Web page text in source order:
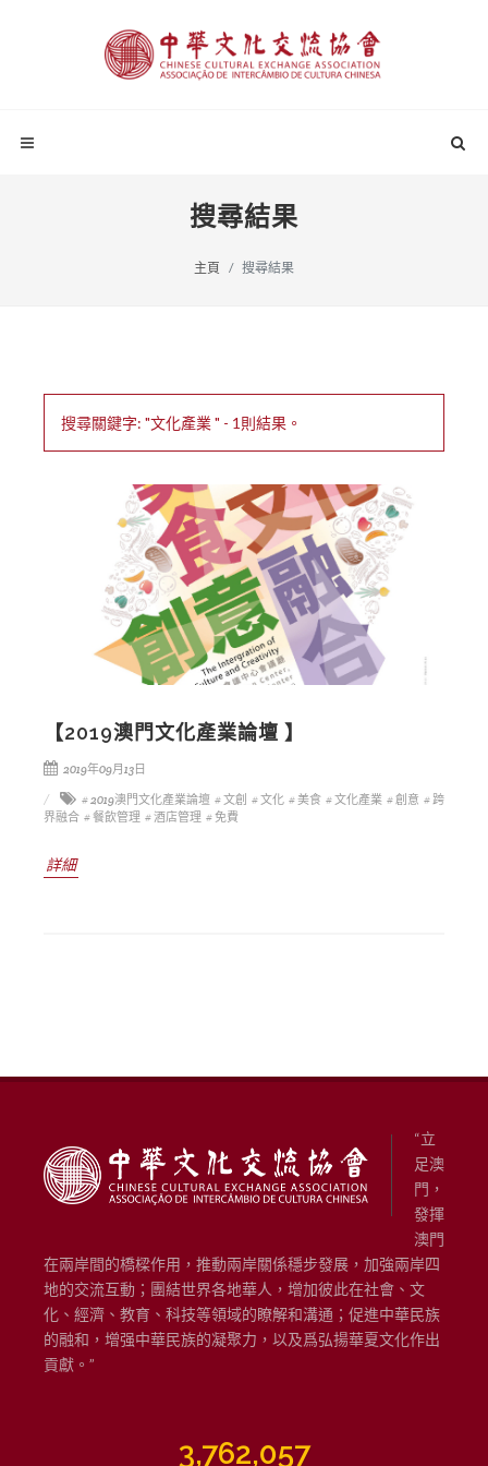
搜尋結果
主頁 搜尋結果
搜尋關鍵字: "文化產業 " - 1則結果。
【2019澳門文化產業論壇 】
2019年09月13日
# 2019澳門文化產業論壇 # 文創 # 文化 # 美食 # 文化產業 # 創意 # 跨
界融合 # 餐飲管理 # 酒店管理 # 免費
詳細
“立
足澳
門，
發揮
澳門
在兩岸間的橋樑作用，推動兩岸關係穩步發展，加強兩岸四
地的交流互動；團結世界各地華人，增加彼此在社會、文
化、經濟、教育、科技等領域的瞭解和溝通；促進中華民族
的融和，增强中華民族的凝聚力，以及爲弘揚華夏文化作出
貢獻。”
3,762,057